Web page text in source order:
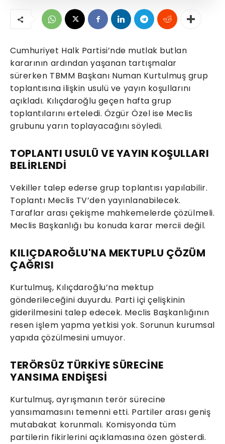
Cumhuriyet Halk Partisi’nde mutlak butlan
kararının ardından yaşanan tartışmalar
sürerken TBMM Başkanı Numan Kurtulmuş grup
toplantısına ilişkin usulü ve yayın koşullarını
açıkladı. Kılıçdaroğlu geçen hafta grup
toplantılarını erteledi. Özgür Özel ise Meclis
grubunu yarın toplayacağını söyledi.
TOPLANTI USULÜ VE YAYIN KOŞULLARI
BELİRLENDİ
Vekiller talep ederse grup toplantısı yapılabilir.
Toplantı Meclis TV’den yayınlanabilecek.
Taraflar arası çekişme mahkemelerde çözülmeli.
Meclis Başkanlığı bu konuda karar mercii değil.
KILIÇDAROĞLU'NA MEKTUPLU ÇÖZÜM
ÇAĞRISI
Kurtulmuş, Kılıçdaroğlu’na mektup
gönderileceğini duyurdu. Parti içi çelişkinin
giderilmesini talep edecek. Meclis Başkanlığının
resen işlem yapma yetkisi yok. Sorunun kurumsal
yapıda çözülmesini umuyor.
TERÖRSÜZ TÜRKİYE SÜRECİNE
YANSIMA ENDİŞESİ
Kurtulmuş, ayrışmanın terör sürecine
yansımamasını temenni etti. Partiler arası geniş
mutabakat korunmalı. Komisyonda tüm
partilerin fikirlerini açıklamasına özen gösterdi.